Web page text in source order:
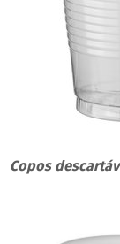
Copos